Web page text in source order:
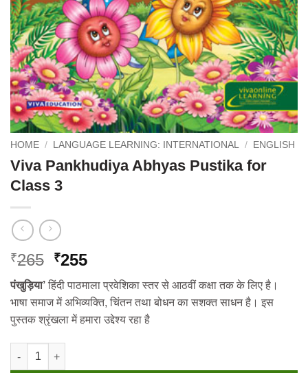
HOME / LANGUAGE LEARNING: INTERNATIONAL / ENGLISH
Viva Pankhudiya Abhyas Pustika for
Class 3
₹265 Original
price
was:
₹265.
₹255Current
price
is:
₹255.
पंखुड़िया’ हिंदी पाठमाला प्रवेशिका स्तर से आठवीं कक्षा तक के लिए है।
भाषा समाज में अभिव्यक्ति, चिंतन तथा बोधन का सशक्त साधन है। इस
पुस्तक श्रृंखला में हमारा उद्देश्य रहा है
Viva Pankhudiya Abhyas Pustika for Class 3 quantity